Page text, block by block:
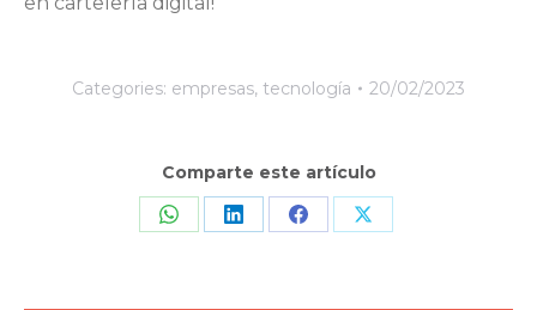
Categories: empresas, tecnología 20/02/2023
Comparte este artículo
Share Share Share Share